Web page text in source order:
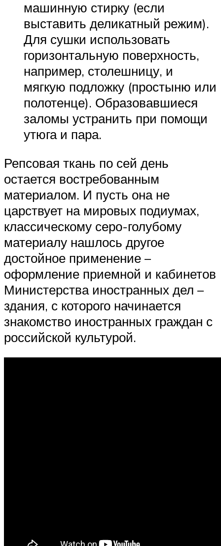
машинную стирку (если
выставить деликатный режим).
Для сушки использовать
горизонтальную поверхность,
например, столешницу, и
мягкую подложку (простыню или
полотенце). Образовавшиеся
заломы устранить при помощи
утюга и пара.
Репсовая ткань по сей день
остается востребованным
материалом. И пусть она не
царствует на мировых подиумах,
классическому серо-голубому
материалу нашлось другое
достойное применение –
оформление приемной и кабинетов
Министерства иностранных дел –
здания, с которого начинается
знакомство иностранных граждан с
российской культурой.